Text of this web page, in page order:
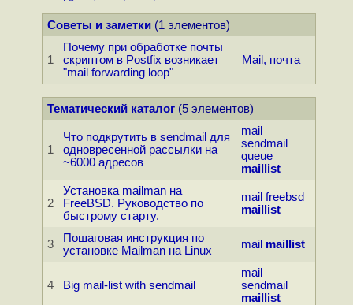
Советы и заметки(1 элементов)
1
Почему при обработке почты
скриптом в Postfix возникает
"mail forwarding loop"
Mail, почта
Тематический каталог(5 элементов)
1
Что подкрутить в sendmail для
одновpесенной pассылки на
~6000 адресов
mail
sendmail
queue
maillist
2
Установка mailman на
FreeBSD. Руководство по
быстрому старту.
mail freebsd
maillist
3
Пошаговая инструкция по
установке Mailman на Linux
mail maillist
4 Big mail-list with sendmail
mail
sendmail
maillist